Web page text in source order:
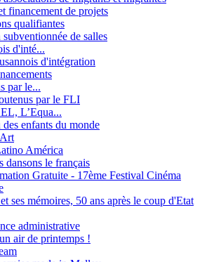
financement de projets
qualifiantes
de salles
d'inté...
d'intégration
par le...
par le FLI
L’Equa...
enfants du monde
América
dansons le français
Gratuite - 17ème Festival Cinéma
ses mémoires, 50 ans après le coup d'Etat
administrative
air de printemps !